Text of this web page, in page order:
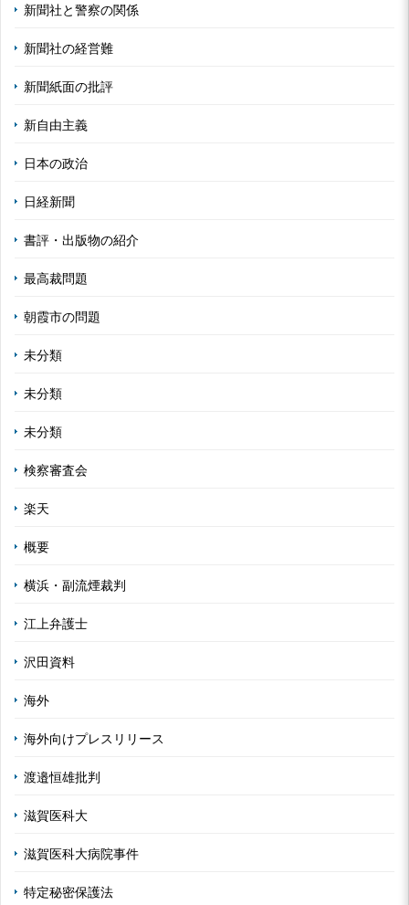
新聞社と警察の関係
新聞社の経営難
新聞紙面の批評
新自由主義
日本の政治
日経新聞
書評・出版物の紹介
最高裁問題
朝霞市の問題
未分類
未分類
未分類
検察審査会
楽天
概要
横浜・副流煙裁判
江上弁護士
沢田資料
海外
海外向けプレスリリース
渡邉恒雄批判
滋賀医科大
滋賀医科大病院事件
特定秘密保護法